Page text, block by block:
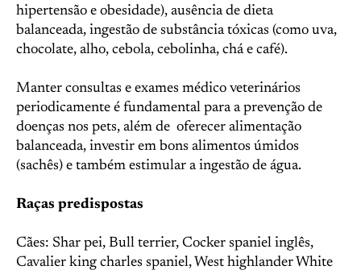
hipertensão e obesidade), ausência de dieta
balanceada, ingestão de substância tóxicas (como uva,
chocolate, alho, cebola, cebolinha, chá e café).
Manter consultas e exames médico veterinários
periodicamente é fundamental para a prevenção de
doenças nos pets, além de oferecer alimentação
balanceada, investir em bons alimentos úmidos
(sachês) e também estimular a ingestão de água.
Raças predispostas
Cães: Shar pei, Bull terrier, Cocker spaniel inglês,
Cavalier king charles spaniel, West highlander White